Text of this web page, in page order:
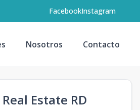
FacebookInstagram
Nosotros Contacto
Real Estate RD